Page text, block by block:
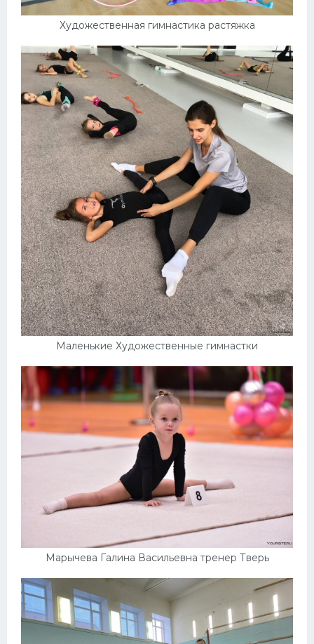
Художественная гимнастика растяжка
Маленькие Художественные гимнастки
Марычева Галина Васильевна тренер Тверь